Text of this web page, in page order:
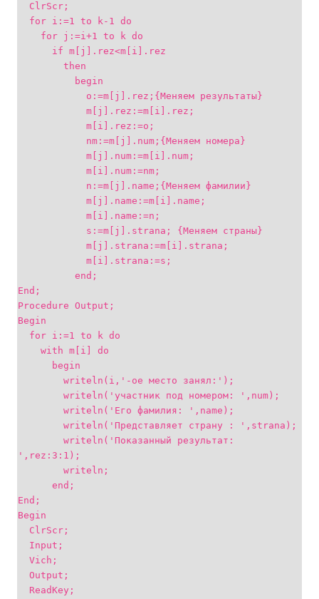
ClrScr;
for i:=1 to k-1 do
for j:=i+1 to k do
if m[j].rez<m[i].rez
then
begin
o:=m[j].rez;{Меняем результаты}
m[j].rez:=m[i].rez;
m[i].rez:=o;
nm:=m[j].num;{Меняем номера}
m[j].num:=m[i].num;
m[i].num:=nm;
n:=m[j].name;{Меняем фамилии}
m[j].name:=m[i].name;
m[i].name:=n;
s:=m[j].strana; {Меняем страны}
m[j].strana:=m[i].strana;
m[i].strana:=s;
end;
End;
Procedure Output;
Begin
for i:=1 to k do
with m[i] do
begin
writeln(i,'-ое место занял:');
writeln('участник под номером: ',num);
writeln('Его фамилия: ',name);
writeln('Представляет страну : ',strana);
writeln('Показанный результат:
',rez:3:1);
writeln;
end;
End;
Begin
ClrScr;
Input;
Vich;
Output;
ReadKey;